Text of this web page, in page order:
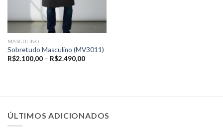
MASCULINO
Sobretudo Masculino (MV3011)
R$2.100,00 – R$2.490,00Price
ÚLTIMOS ADICIONADOS